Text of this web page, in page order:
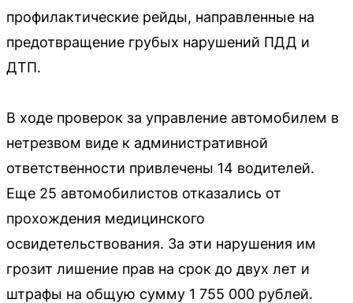
профилактические рейды, направленные на
предотвращение грубых нарушений ПДД и
ДТП.
В ходе проверок за управление автомобилем в
нетрезвом виде к административной
ответственности привлечены 14 водителей.
Еще 25 автомобилистов отказались от
прохождения медицинского
освидетельствования. За эти нарушения им
грозит лишение прав на срок до двух лет и
штрафы на общую сумму 1 755 000 рублей.